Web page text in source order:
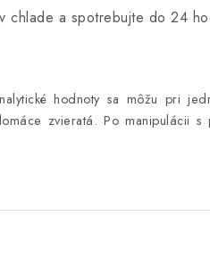
chlade a spotrebujte do 24
hodnoty sa môžu pri
zvieratá. Po manipulácii s